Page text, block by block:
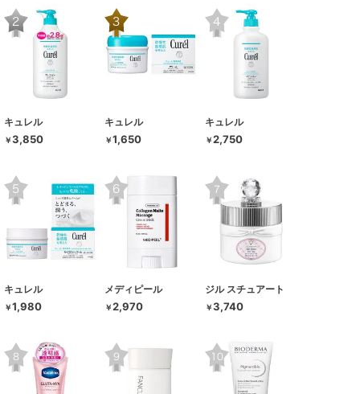
キュレル
￥3,850
キュレル
￥1,650
キュレル
￥2,750
キュレル
￥1,980
メディピール
￥2,970
ジル スチュアート
￥3,740